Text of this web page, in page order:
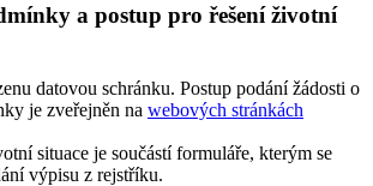
a postup pro řešení životní
datovou schránku. Postup podání žádosti o
je zveřejněn na webových stránkách
situace je součástí formuláře, kterým se
výpisu z rejstříku.